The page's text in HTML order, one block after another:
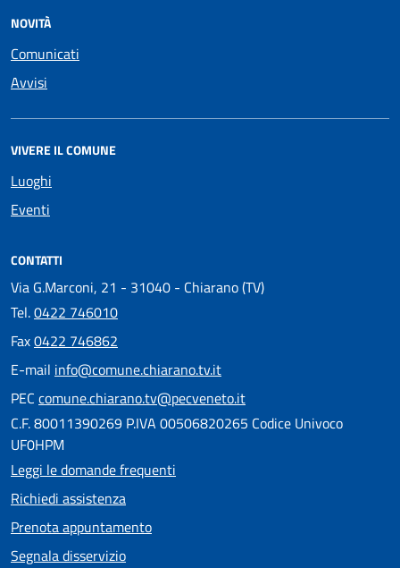
NOVITÀ
Comunicati
Avvisi
VIVERE IL COMUNE
Luoghi
Eventi
CONTATTI
Via G.Marconi, 21 - 31040 - Chiarano (TV)
Tel.0422 746010
Fax0422 746862
E-mail info@comune.chiarano.tv.it
PEC comune.chiarano.tv@pecveneto.it
C.F. 80011390269 P.IVA 00506820265 Codice Univoco
UF0HPM
Leggi le domande frequenti
Richiedi assistenza
Prenota appuntamento
Segnala disservizio